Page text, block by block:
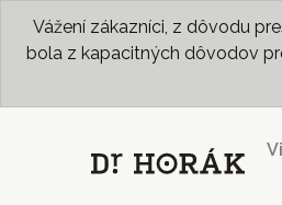
Vážení zákazníci, z dôvodu
bola z kapacitných dôvodov